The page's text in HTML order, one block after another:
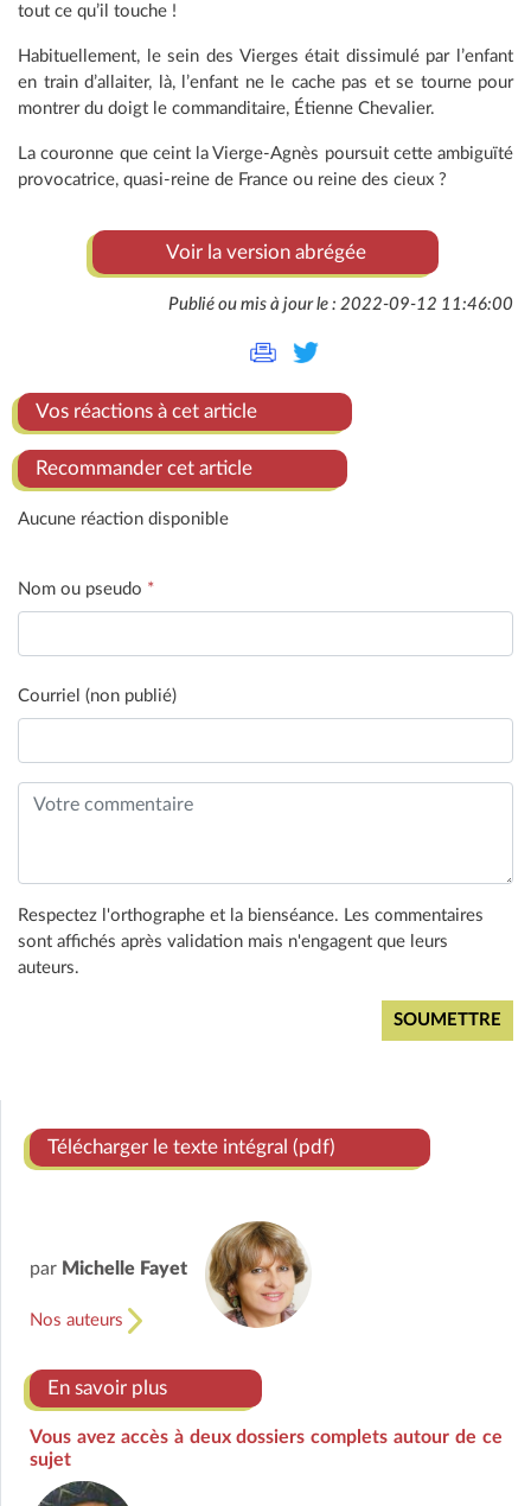
tout ce qu’il touche !
Habituellement, le sein des Vierges était dissimulé par l’enfant
en train d’allaiter, là, l’enfant ne le cache pas et se tourne pour
montrer du doigt le commanditaire, Étienne Chevalier.
La couronne que ceint la Vierge-Agnès poursuit cette ambiguïté
provocatrice, quasi-reine de France ou reine des cieux ?
Voir la version abrégée
Publié ou mis à jour le : 2022-09-12 11:46:00
Vos réactions à cet article
Recommander cet article
Aucune réaction disponible
Nom ou pseudo *
Courriel (non publié)
Respectez l'orthographe et la bienséance. Les commentaires
sont affichés après validation mais n'engagent que leurs
auteurs.
Télécharger le texte intégral (pdf)
par Michelle Fayet
Nos auteurs
En savoir plus
Vous avez accès à deux dossiers complets autour de ce
sujet